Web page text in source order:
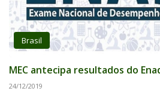
Brasil
MEC antecipa resultados do
24/12/2019